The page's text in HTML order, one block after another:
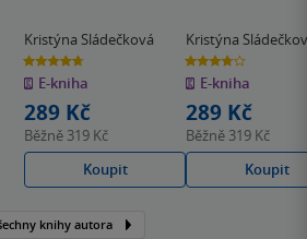
a
Kristýna Sládečková
4.7
z
5
hvězdiček
E-kniha
289 Kč
Běžně 319 Kč
Koupit
Kristýna
3.8
z
5
hvězdiček
E-kniha
289 Kč
Běžně 319 Kč
Koupit
knihy autora